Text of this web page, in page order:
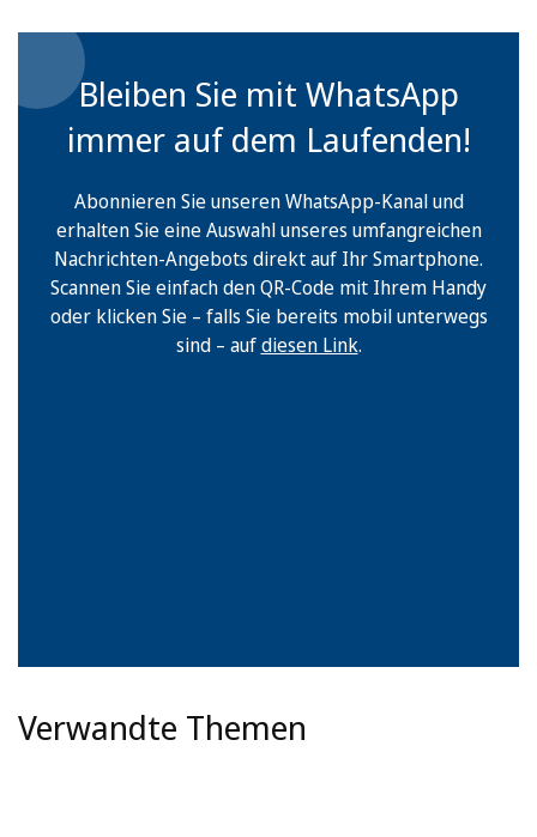
Bleiben Sie mit WhatsApp
immer auf dem Laufenden!
Abonnieren Sie unseren WhatsApp-Kanal und
erhalten Sie eine Auswahl unseres umfangreichen
Nachrichten-Angebots direkt auf Ihr Smartphone.
Scannen Sie einfach den QR-Code mit Ihrem Handy
oder klicken Sie – falls Sie bereits mobil unterwegs
sind – aufdiesen Link.
Verwandte Themen